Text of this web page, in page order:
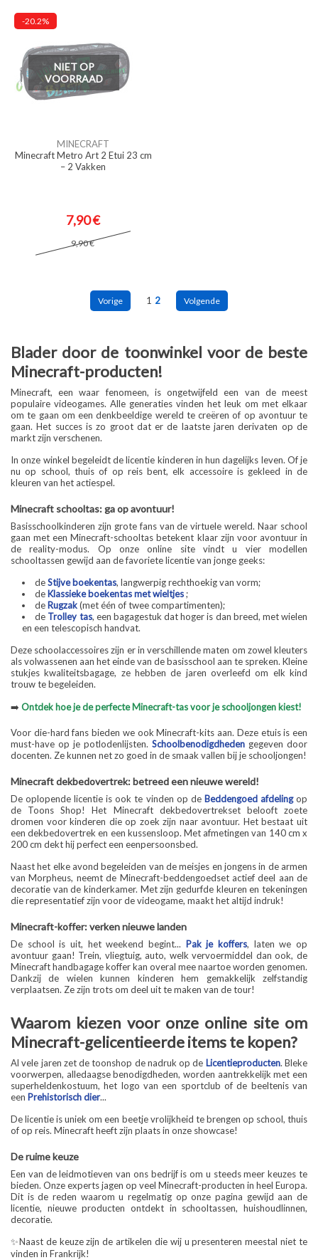
-20.2%
NIET OP
VOORRAAD
MINECRAFT
Minecraft Metro Art 2 Etui 23 cm
– 2 Vakken
7,90 €
9,90 €
Vorige 1 2 Volgende
Blader door de toonwinkel voor de beste
Minecraft-producten!
Minecraft, een waar fenomeen, is ongetwijfeld een van de meest
populaire videogames. Alle generaties vinden het leuk om met elkaar
om te gaan om een denkbeeldige wereld te creëren of op avontuur te
gaan. Het succes is zo groot dat er de laatste jaren derivaten op de
markt zijn verschenen.
In onze winkel begeleidt de licentie kinderen in hun dagelijks leven. Of je
nu op school, thuis of op reis bent, elk accessoire is gekleed in de
kleuren van het actiespel.
Minecraft schooltas: ga op avontuur!
Basisschoolkinderen zijn grote fans van de virtuele wereld. Naar school
gaan met een Minecraft-schooltas betekent klaar zijn voor avontuur in
de reality-modus. Op onze online site vindt u vier modellen
schooltassen gewijd aan de favoriete licentie van jonge geeks:
deStijve boekentas, langwerpig rechthoekig van vorm;
de Klassieke boekentas met wieltjes;
de Rugzak(met één of twee compartimenten);
de Trolley tas, een bagagestuk dat hoger is dan breed, met wielen
en een telescopisch handvat.
Deze schoolaccessoires zijn er in verschillende maten om zowel kleuters
als volwassenen aan het einde van de basisschool aan te spreken. Kleine
stukjes kwaliteitsbagage, ze hebben de jaren overleefd om elk kind
trouw te begeleiden.
➡️ Ontdek hoe je de perfecte Minecraft-tas voor je schooljongen kiest!
Voor die-hard fans bieden we ook Minecraft-kits aan. Deze etuis is een
must-have op je potlodenlijsten. Schoolbenodigdheden gegeven door
docenten. Ze kunnen net zo goed in de smaak vallen bij je schooljongen!
Minecraft dekbedovertrek: betreed een nieuwe wereld!
De oplopende licentie is ook te vinden op de Beddengoed afdelingop
de Toons Shop! Het Minecraft dekbedovertrekset belooft zoete
dromen voor kinderen die op zoek zijn naar avontuur. Het bestaat uit
een dekbedovertrek en een kussensloop. Met afmetingen van 140 cm x
200 cm dekt hij perfect een eenpersoonsbed.
Naast het elke avond begeleiden van de meisjes en jongens in de armen
van Morpheus, neemt de Minecraft-beddengoedset actief deel aan de
decoratie van de kinderkamer. Met zijn gedurfde kleuren en tekeningen
die representatief zijn voor de videogame, maakt het altijd indruk!
Minecraft-koffer: verken nieuwe landen
De school is uit, het weekend begint... Pak je koffers, laten we op
avontuur gaan! Trein, vliegtuig, auto, welk vervoermiddel dan ook, de
Minecraft handbagage koffer kan overal mee naartoe worden genomen.
Dankzij de wielen kunnen kinderen hem gemakkelijk zelfstandig
verplaatsen. Ze zijn trots om deel uit te maken van de tour!
Waarom kiezen voor onze online site om
Minecraft-gelicentieerde items te kopen?
Al vele jaren zet de toonshop de nadruk op de Licentieproducten. Bleke
voorwerpen, alledaagse benodigdheden, worden aantrekkelijk met een
superheldenkostuum, het logo van een sportclub of de beeltenis van
een Prehistorisch dier...
De licentie is uniek om een beetje vrolijkheid te brengen op school, thuis
of op reis. Minecraft heeft zijn plaats in onze showcase!
De ruime keuze
Een van de leidmotieven van ons bedrijf is om u steeds meer keuzes te
bieden. Onze experts jagen op veel Minecraft-producten in heel Europa.
Dit is de reden waarom u regelmatig op onze pagina gewijd aan de
licentie, nieuwe producten ontdekt in schooltassen, huishoudlinnen,
decoratie.
✨Naast de keuze zijn de artikelen die wij u presenteren meestal niet te
vinden in Frankrijk!